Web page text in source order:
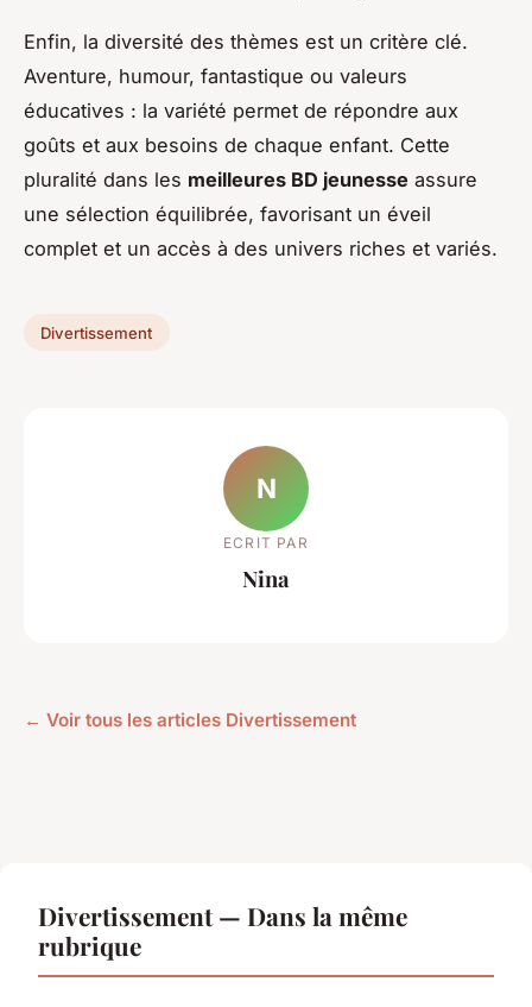
Enfin, la diversité des thèmes est un critère clé.
Aventure, humour, fantastique ou valeurs
éducatives : la variété permet de répondre aux
goûts et aux besoins de chaque enfant. Cette
pluralité dans les meilleures BD jeunesse assure
une sélection équilibrée, favorisant un éveil
complet et un accès à des univers riches et variés.
Divertissement
N
ECRIT PAR
Nina
← Voir tous les articles Divertissement
Divertissement — Dans la même
rubrique